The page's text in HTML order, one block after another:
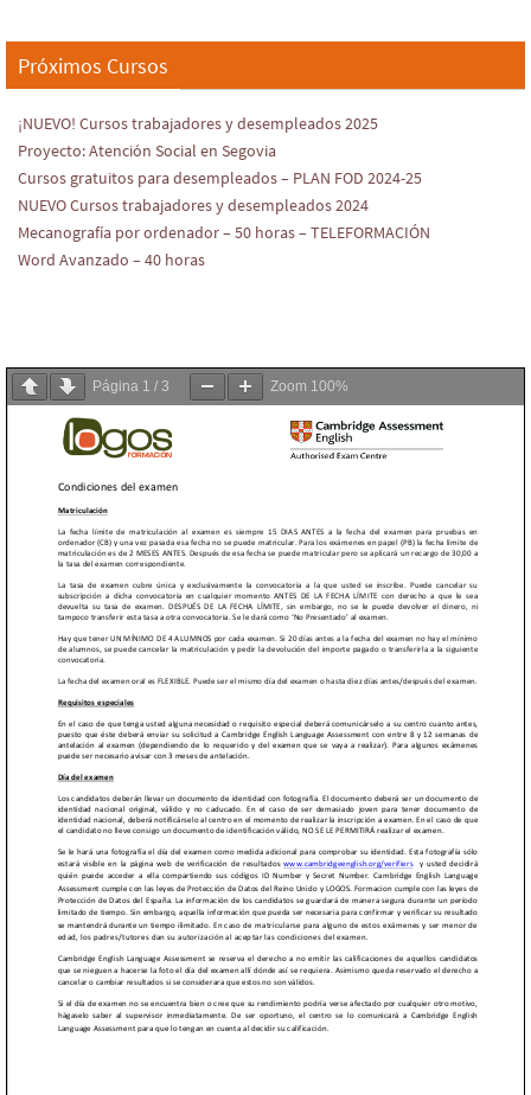
Próximos Cursos
¡NUEVO! Cursos trabajadores y desempleados 2025
Proyecto: Atención Social en Segovia
Cursos gratuitos para desempleados – PLAN FOD 2024-25
NUEVO Cursos trabajadores y desempleados 2024
Mecanografía por ordenador – 50 horas – TELEFORMACIÓN
Word Avanzado – 40 horas
Página 1 / 3 Zoom 100%